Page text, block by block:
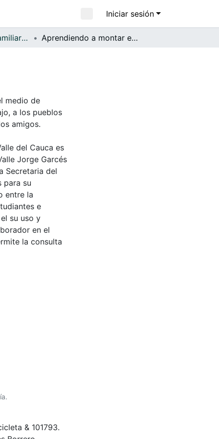
Iniciar sesión
medio de
a los pueblos
amigos.
del Cauca es
Jorge Garcés
del
para su
entre la
e
su uso y
en el
la consulta